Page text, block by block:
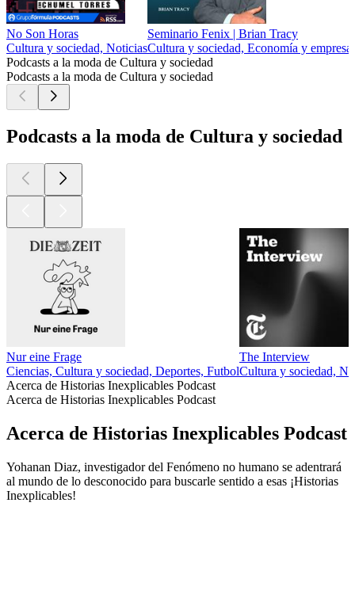
No Son Horas
Cultura y sociedad, Noticias
Seminario Fenix | Brian Tracy
Cultura y sociedad, Economía y
Podcasts a la moda de Cultura y sociedad
Podcasts a la moda de Cultura y sociedad
Podcasts a la moda de Cultura y sociedad
Nur eine Frage
Ciencias, Cultura y sociedad, Deportes, Futbol
The Interview
Cultura y sociedad,
Acerca de Historias Inexplicables Podcast
Acerca de Historias Inexplicables Podcast
Acerca de Historias Inexplicables Podcast
Yohanan Diaz, investigador del Fenómeno no humano se adentrará
al mundo de lo desconocido para buscarle sentido a esas ¡Historias
Inexplicables!